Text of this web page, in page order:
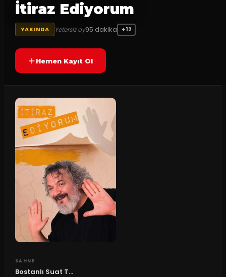
İtiraz Ediyorum
YAKINDA Yetersiz oy95 dakika +12
Hemen Kayıt Ol
SAHNE
Bostanlı Suat T...